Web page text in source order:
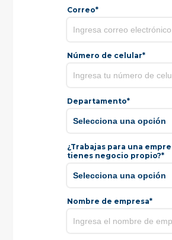
Correo*
Número de celular*
Departamento*
¿Trabajas para una
tienes negocio propio?*
Nombre de empresa*